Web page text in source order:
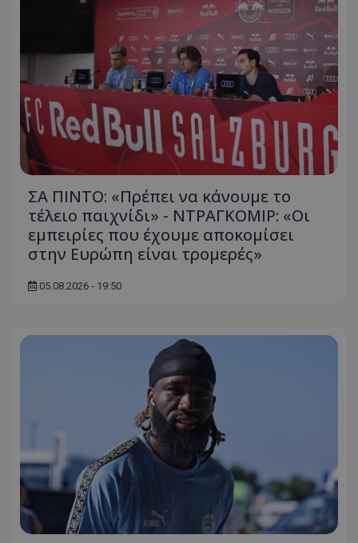
ΣΑ ΠΙΝΤΟ: «Πρέπει να κάνουμε το
τέλειο παιχνίδι» - ΝΤΡΑΓΚΟΜΙΡ: «Οι
εμπειρίες που έχουμε αποκομίσει
στην Ευρώπη είναι τρομερές»
05.08.2026 - 19:50